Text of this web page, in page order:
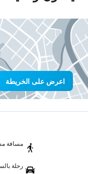
اعرض على الخريطة
مسافة مشي إلى
رحلة بالسيارة